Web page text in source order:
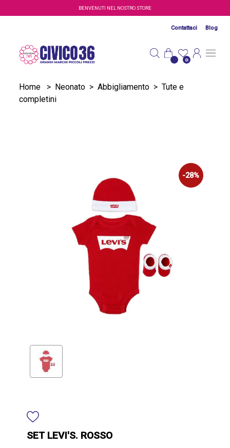
Salta al contenuto principaleBENVENUTI NEL NOSTRO STORE
Contattaci Blog
0
Home > Neonato > Abbigliamento > Tute e
completini
-28%
SET LEVI'S. ROSSO